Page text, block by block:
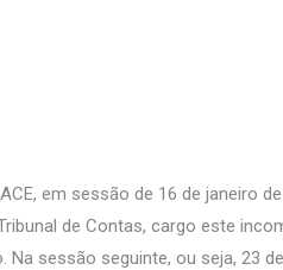
em sessão de 16 de janeiro
de Contas, cargo este
sessão seguinte, ou seja, 23